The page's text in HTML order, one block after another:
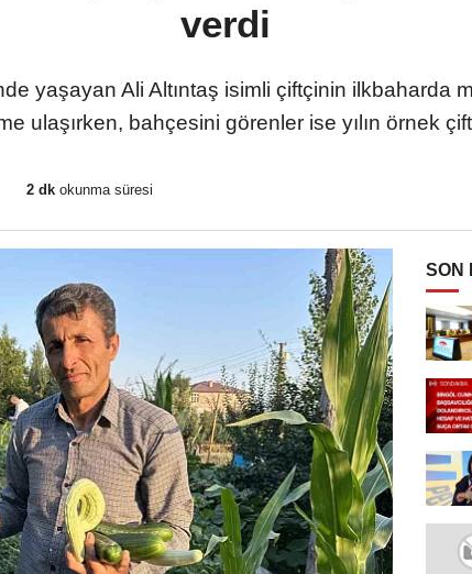
verdi
yaşayan Ali Altıntaş isimli çiftçinin ilkbaharda
ulaşırken, bahçesini görenler ise yılın örnek
2 dk okunma süresi
SON